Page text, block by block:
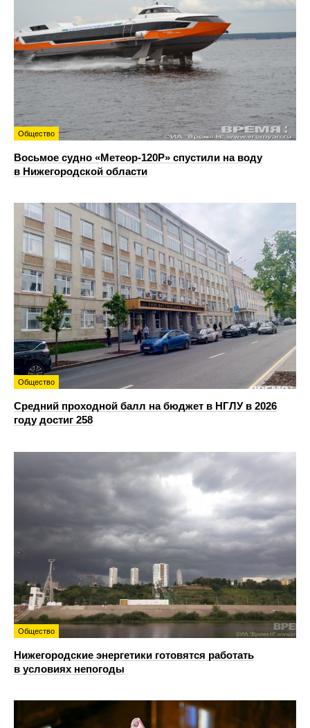
Общество
Восьмое судно «Метеор-120Р» спустили на воду
в Нижегородской области
Общество
Средний проходной балл на бюджет в НГЛУ в 2026
году достиг 258
Общество
Нижегородские энергетики готовятся работать
в условиях непогоды